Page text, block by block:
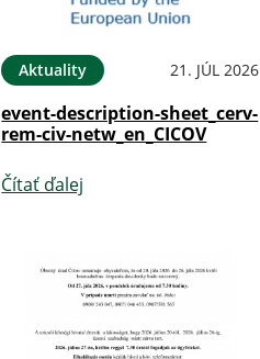
Aktuality 21. JÚL 2026
event-description-sheet_cerv-
rem-civ-netw_en_CICOV
Čítať ďalej